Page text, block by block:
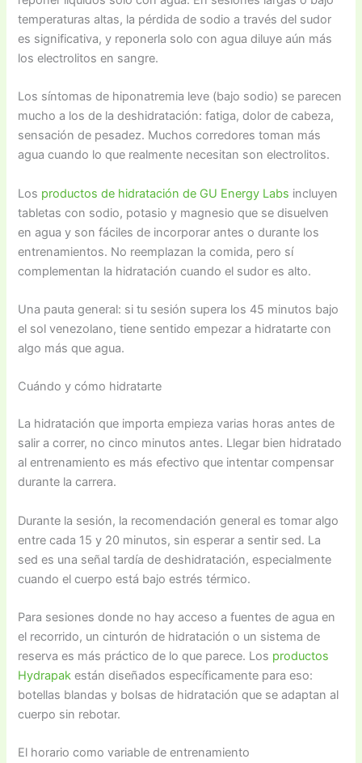
temperaturas altas, la pérdida de sodio a través del sudor
es significativa, y reponerla solo con agua diluye aún más
los electrolitos en sangre.
Los síntomas de hiponatremia leve (bajo sodio) se parecen
mucho a los de la deshidratación: fatiga, dolor de cabeza,
sensación de pesadez. Muchos corredores toman más
agua cuando lo que realmente necesitan son electrolitos.
Los productos de hidratación de GU Energy Labs incluyen
tabletas con sodio, potasio y magnesio que se disuelven
en agua y son fáciles de incorporar antes o durante los
entrenamientos. No reemplazan la comida, pero sí
complementan la hidratación cuando el sudor es alto.
Una pauta general: si tu sesión supera los 45 minutos bajo
el sol venezolano, tiene sentido empezar a hidratarte con
algo más que agua.
Cuándo y cómo hidratarte
La hidratación que importa empieza varias horas antes de
salir a correr, no cinco minutos antes. Llegar bien hidratado
al entrenamiento es más efectivo que intentar compensar
durante la carrera.
Durante la sesión, la recomendación general es tomar algo
entre cada 15 y 20 minutos, sin esperar a sentir sed. La
sed es una señal tardía de deshidratación, especialmente
cuando el cuerpo está bajo estrés térmico.
Para sesiones donde no hay acceso a fuentes de agua en
el recorrido, un cinturón de hidratación o un sistema de
reserva es más práctico de lo que parece. Los productos
Hydrapak están diseñados específicamente para eso:
botellas blandas y bolsas de hidratación que se adaptan al
cuerpo sin rebotar.
El horario como variable de entrenamiento